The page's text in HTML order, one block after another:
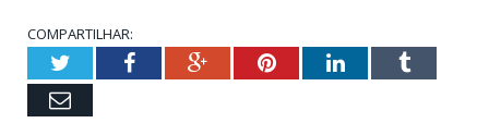
COMPARTILHAR:
TwitterFacebookGoogle+PinterestLinkedInTumblr
Email